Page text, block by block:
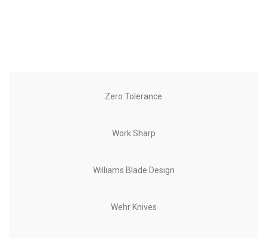
Zero Tolerance
Work Sharp
Williams Blade Design
Wehr Knives